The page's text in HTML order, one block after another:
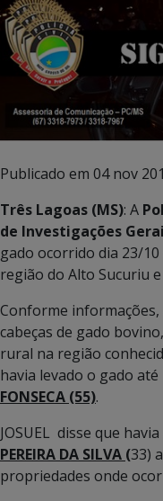
Publicado em 04 nov
Três Lagoas (MS): A
de Investigações
gado ocorrido dia 23/
região do Alto Sucuriu
Conforme
cabeças de gado
rural na região
havia levado o gado até
FONSECA (55).
JOSUEL disse que
PEREIRA DA SILVA (33)
propriedades onde